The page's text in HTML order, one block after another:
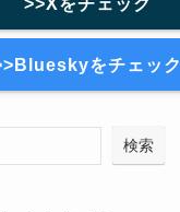
をチェック
検索